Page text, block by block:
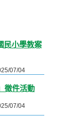
民小學教案
07/04
徵件活動
07/04